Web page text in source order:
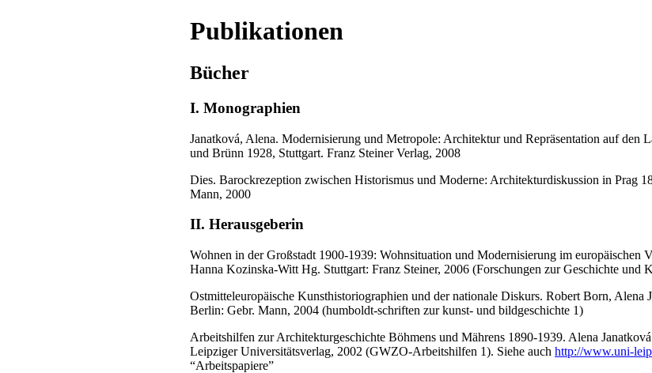
Publikationen
Bücher
I. Monographien
Janatková, Alena. Modernisierung und Metropole: Architektur und Repräsentation auf den
und Brünn 1928, Stuttgart. Franz Steiner Verlag, 2008
Dies. Barockrezeption zwischen Historismus und Moderne: Architekturdiskussion in Prag
Mann, 2000
II. Herausgeberin
Wohnen in der Großstadt 1900-1939: Wohnsituation und Modernisierung im europäischen
Hanna Kozinska-Witt Hg. Stuttgart: Franz Steiner, 2006 (Forschungen zur Geschichte und
Ostmitteleuropäische Kunsthistoriographien und der nationale Diskurs. Robert Born, Alena
Berlin: Gebr. Mann, 2004 (humboldt-schriften zur kunst- und bildgeschichte 1)
Arbeitshilfen zur Architekturgeschichte Böhmens und Mährens 1890-1939. Alena
Leipziger Universitätsverlag, 2002 (GWZO-Arbeitshilfen 1). Siehe auch http://www.uni-
“Arbeitspapiere”